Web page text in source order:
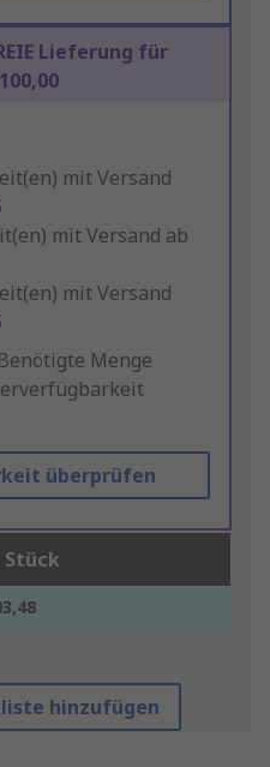
Lieferung für
mit Versand
mit Versand ab
mit Versand
Benötigte Menge
überprüfen
Stück
hinzufügen